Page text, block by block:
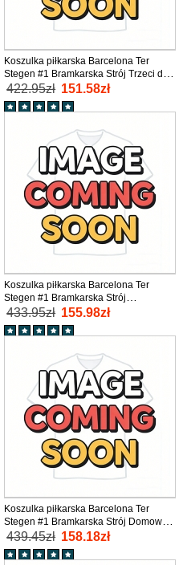
Koszulka piłkarska Barcelona Ter
Stegen #1 Bramkarska Strój Trzeci dla
dzieci 2025-26 tanio Krótki Rękaw (+
Krótkie spodenki)
422.95zł 151.58zł
Koszulka piłkarska Barcelona Ter
Stegen #1 Bramkarska Strój
wyjazdowy dla dzieci 2025-26 tanio
Długi Rękaw (+ Krótkie spodenki)
433.95zł 155.98zł
Koszulka piłkarska Barcelona Ter
Stegen #1 Bramkarska Strój Domowy
2025-26 tanio Krótki Rękaw
439.45zł 158.18zł